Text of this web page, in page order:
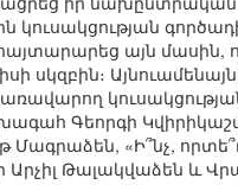
կուսակցության
այն մասին,
սկզբին։
կառավարող
Գեորգի
«Ի՞նչ,
Թալակվաձեն և